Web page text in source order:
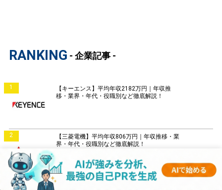
RANKING - 企業記事 -
1
【キーエンス】平均年収2182万円｜年収推
移・業界・年代・役職別など徹底解説！
2
【三菱電機】平均年収806万円｜年収推移・業
界・年代・役職別など徹底解説！
3